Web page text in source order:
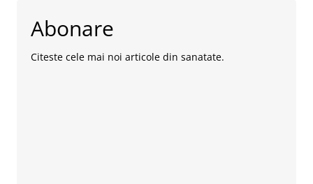
Abonare
Citeste cele mai noi articole din sanatate.